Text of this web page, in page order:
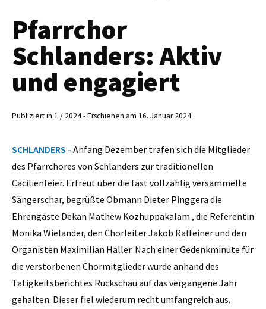
Pfarrchor
Schlanders: Aktiv
und engagiert
Publiziert in 1 / 2024 - Erschienen am 16. Januar 2024
SCHLANDERS - Anfang Dezember trafen sich die Mitglieder
des Pfarrchores von Schlanders zur traditionellen
Cäcilienfeier. Erfreut über die fast vollzählig versammelte
Sängerschar, begrüßte Obmann Dieter Pinggera die
Ehrengäste Dekan Mathew Kozhuppakalam , die Referentin
Monika Wielander, den Chorleiter Jakob Raffeiner und den
Organisten Maximilian Haller. Nach einer Gedenkminute für
die verstorbenen Chormitglieder wurde anhand des
Tätigkeitsberichtes Rückschau auf das vergangene Jahr
gehalten. Dieser fiel wiederum recht umfangreich aus.